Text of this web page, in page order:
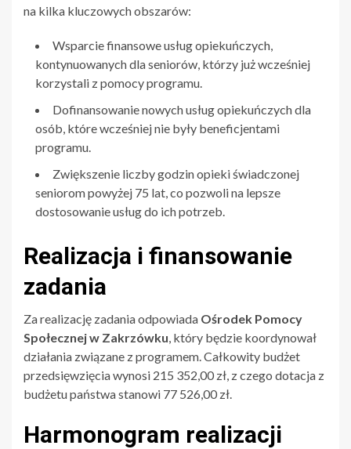
na kilka kluczowych obszarów:
Wsparcie finansowe usług opiekuńczych,
kontynuowanych dla seniorów, którzy już wcześniej
korzystali z pomocy programu.
Dofinansowanie nowych usług opiekuńczych dla
osób, które wcześniej nie były beneficjentami
programu.
Zwiększenie liczby godzin opieki świadczonej
seniorom powyżej 75 lat, co pozwoli na lepsze
dostosowanie usług do ich potrzeb.
Realizacja i finansowanie
zadania
Za realizację zadania odpowiada Ośrodek Pomocy
Społecznej w Zakrzówku , który będzie koordynował
działania związane z programem. Całkowity budżet
przedsięwzięcia wynosi 215 352,00 zł, z czego dotacja z
budżetu państwa stanowi 77 526,00 zł.
Harmonogram realizacji